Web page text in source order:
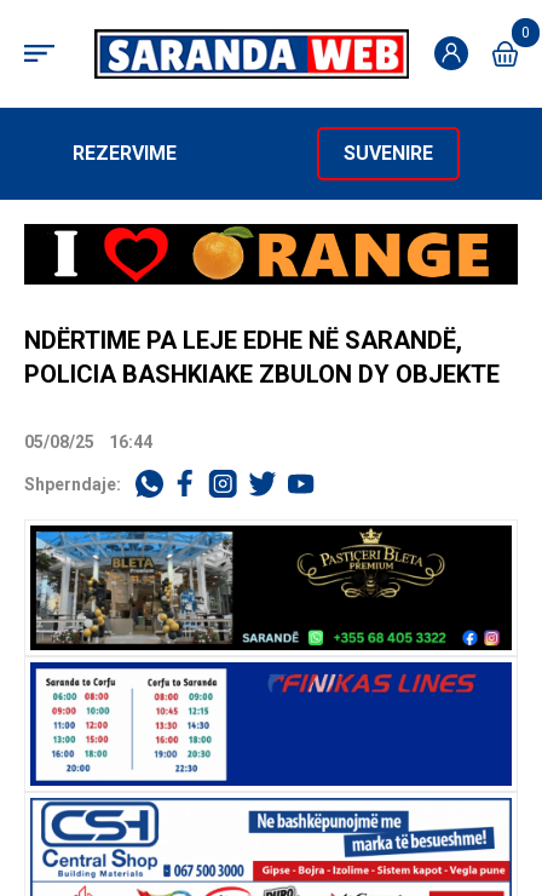
0
REZERVIME SUVENIRE
NDËRTIME PA LEJE EDHE NË SARANDË,
POLICIA BASHKIAKE ZBULON DY OBJEKTE
05/08/25 16:44
Shperndaje: